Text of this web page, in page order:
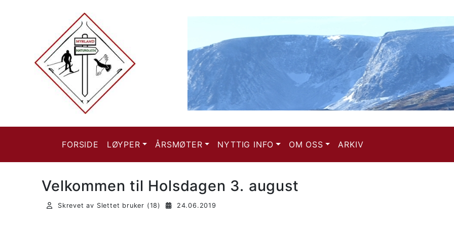
FORSIDE LØYPER ÅRSMØTER NYTTIG INFO OM OSS ARKIV
Velkommen til Holsdagen 3. august
Skrevet av Slettet bruker (18) 24.06.2019